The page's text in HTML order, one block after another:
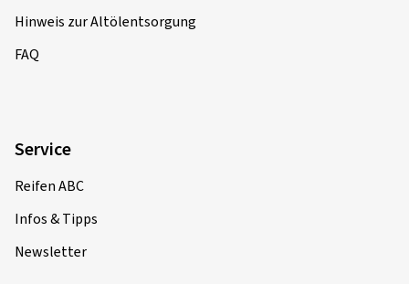
Hinweis zur Altölentsorgung
FAQ
Service
Reifen ABC
Infos & Tipps
Newsletter